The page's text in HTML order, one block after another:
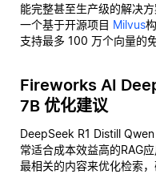
能完整甚至生产级的解决
一个基于开源项目 Milvus
支持最多 100 万个向量的
Fireworks AI
7B 优化建议
DeepSeek R1 Distill
常适合成本效益高的RAG
最相关的内容来优化检索